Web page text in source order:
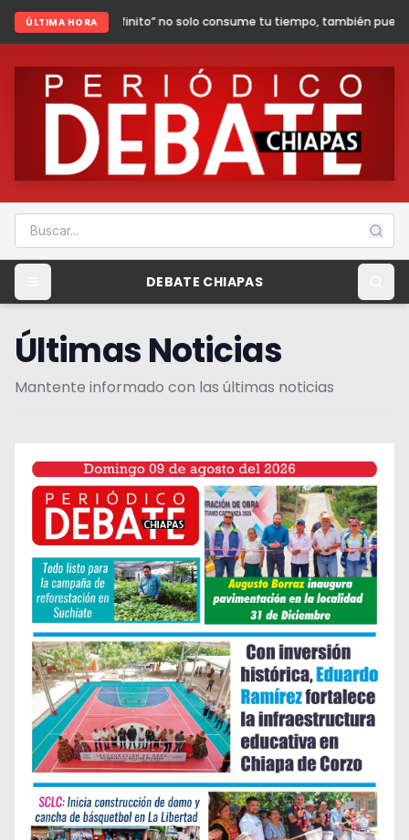
ÚLTIMA HORA
no solo consume tu tiempo, también puede poner en riesgo tu
DEBATE CHIAPAS
Últimas Noticias
Mantente informado con las últimas noticias